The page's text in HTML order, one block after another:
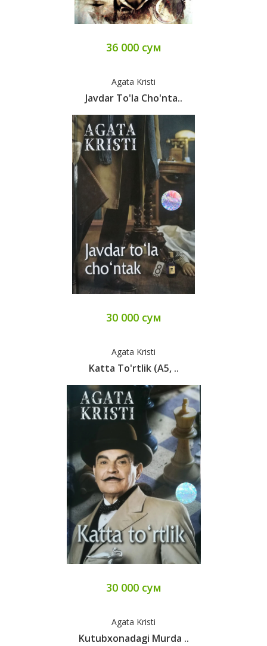
36 000 сум
Agata Kristi
Javdar To'la Cho'nta..
30 000 сум
Agata Kristi
Katta To'rtlik (А5, ..
30 000 сум
Agata Kristi
Kutubxonadagi Murda ..